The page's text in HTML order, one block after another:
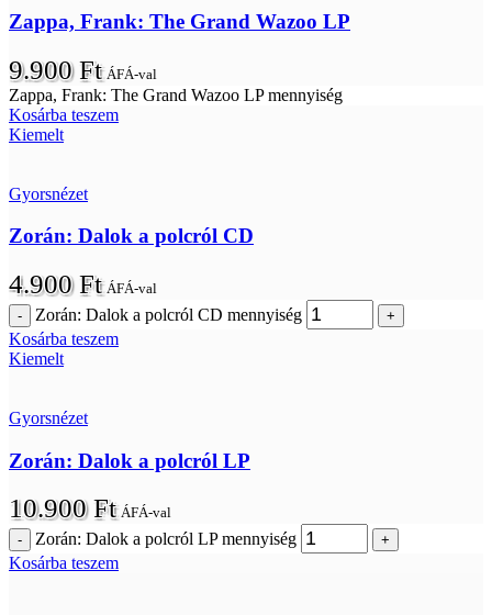
Zappa, Frank: The Grand Wazoo LP
9.900Ft ÁFÁ-val
Zappa, Frank: The Grand Wazoo LP mennyiség
Kosárba teszem
Kiemelt
Gyorsnézet
Zorán: Dalok a polcról CD
4.900Ft ÁFÁ-val
Zorán: Dalok a polcról CD mennyiség
Kosárba teszem
Kiemelt
Gyorsnézet
Zorán: Dalok a polcról LP
10.900Ft ÁFÁ-val
Zorán: Dalok a polcról LP mennyiség
Kosárba teszem